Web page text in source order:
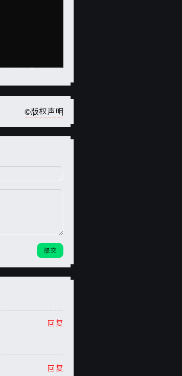
©版权声明
回复
回复